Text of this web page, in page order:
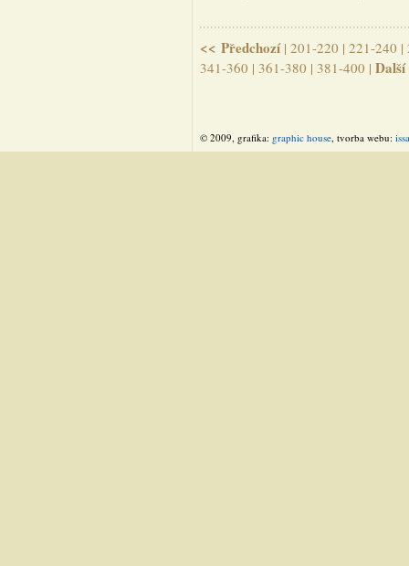
<< Předchozí| 201-220 | 221-240 |
341-360 | 361-380 | 381-400 |
© 2009, grafika: graphic house, tvorba webu: